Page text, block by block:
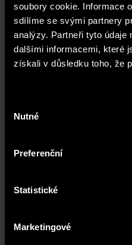
soubory cookie. Informace
sdílíme se svými partnery
analýzy. Partneři tyto údaje
dalšími informacemi, které
získali v důsledku toho, že
souhlasu
Nutné
Preferenční
Statistické
Marketingové
Address
DBK BUDĚJOVICKÁ